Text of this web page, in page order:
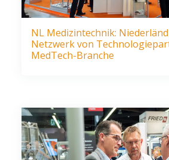
NL Medizintechnik:
Netzwerk von
MedTech-Branche